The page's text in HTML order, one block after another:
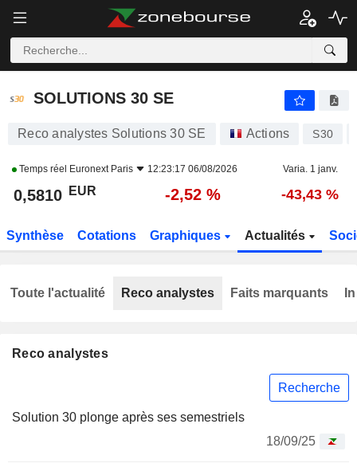
SOLUTIONS 30 SE
SOLUTIONS 30 SE
Reco analystes Solutions 30 SE Actions S30
Temps réel Euronext Paris 12:23:17 06/08/2026 Varia. 1 janv.
0,5810 EUR -2,52 % -43,43 %
Synthèse Cotations Graphiques Actualités
Reco analystes
Recherche
Solution 30 plonge après ses semestriels
18/09/25
Toute l'actualité Reco analystes Faits marquants